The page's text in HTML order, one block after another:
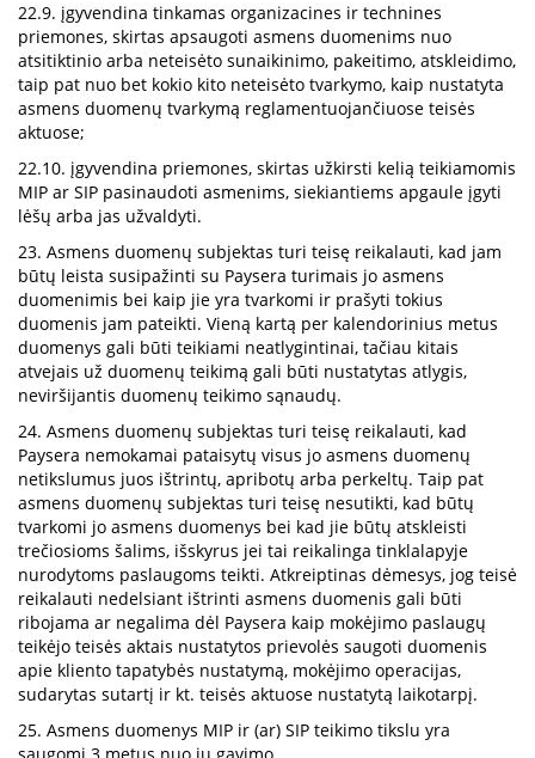
22.9. įgyvendina tinkamas organizacines ir technines
priemones, skirtas apsaugoti asmens duomenims nuo
atsitiktinio arba neteisėto sunaikinimo, pakeitimo, atskleidimo,
taip pat nuo bet kokio kito neteisėto tvarkymo, kaip nustatyta
asmens duomenų tvarkymą reglamentuojančiuose teisės
aktuose;
22.10. įgyvendina priemones, skirtas užkirsti kelią teikiamomis
MIP ar SIP pasinaudoti asmenims, siekiantiems apgaule įgyti
lėšų arba jas užvaldyti.
23. Asmens duomenų subjektas turi teisę reikalauti, kad jam
būtų leista susipažinti su Paysera turimais jo asmens
duomenimis bei kaip jie yra tvarkomi ir prašyti tokius
duomenis jam pateikti. Vieną kartą per kalendorinius metus
duomenys gali būti teikiami neatlygintinai, tačiau kitais
atvejais už duomenų teikimą gali būti nustatytas atlygis,
neviršijantis duomenų teikimo sąnaudų.
24. Asmens duomenų subjektas turi teisę reikalauti, kad
Paysera nemokamai pataisytų visus jo asmens duomenų
netikslumus juos ištrintų, apribotų arba perkeltų. Taip pat
asmens duomenų subjektas turi teisę nesutikti, kad būtų
tvarkomi jo asmens duomenys bei kad jie būtų atskleisti
trečiosioms šalims, išskyrus jei tai reikalinga tinklalapyje
nurodytoms paslaugoms teikti. Atkreiptinas dėmesys, jog teisė
reikalauti nedelsiant ištrinti asmens duomenis gali būti
ribojama ar negalima dėl Paysera kaip mokėjimo paslaugų
teikėjo teisės aktais nustatytos prievolės saugoti duomenis
apie kliento tapatybės nustatymą, mokėjimo operacijas,
sudarytas sutartį ir kt. teisės aktuose nustatytą laikotarpį.
25. Asmens duomenys MIP ir (ar) SIP teikimo tikslu yra